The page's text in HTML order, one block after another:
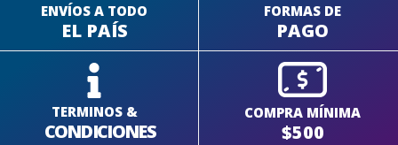
ENVÍOS A TODO
EL PAÍS
FORMAS DE
PAGO
TERMINOS &
CONDICIONES
COMPRA MÍNIMA
$500